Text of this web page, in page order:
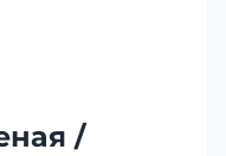
/